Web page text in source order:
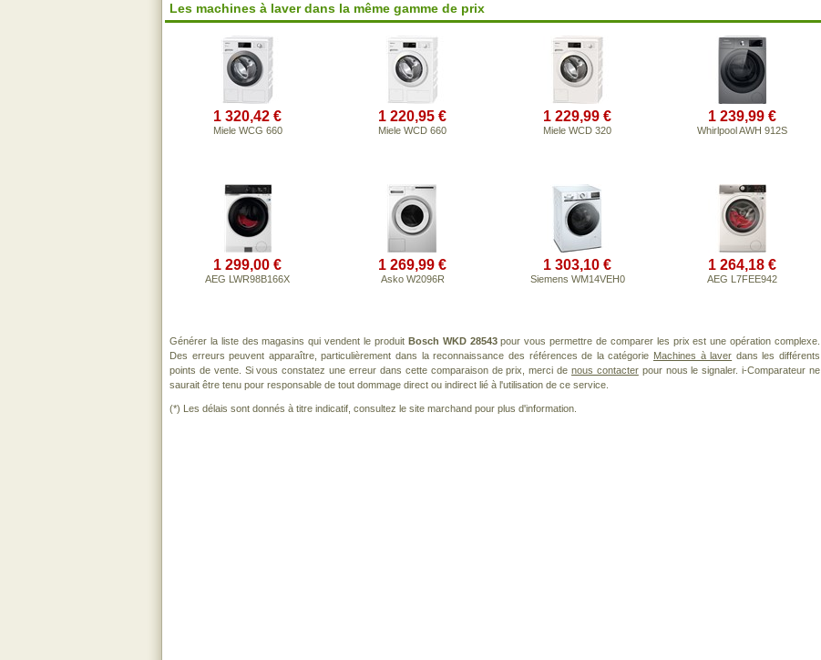
Les machines à laver dans la même gamme de prix
1 320,42 €
Miele WCG 660
1 220,95 €
Miele WCD 660
1 229,99 €
Miele WCD 320
1 239,99 €
Whirlpool AWH 912S
1 299,00 €
AEG LWR98B166X
1 269,99 €
Asko W2096R
1 303,10 €
Siemens WM14VEH0
1 264,18 €
AEG L7FEE942
Générer la liste des magasins qui vendent le produit Bosch WKD 28543pour vous permettre de comparer les prix est une opération complexe.
Des erreurs peuvent apparaître, particulièrement dans la reconnaissance des références de la catégorie Machines à laver dans les différents
points de vente. Si vous constatez une erreur dans cette comparaison de prix, merci de nous contacterpour nous le signaler. i-Comparateur ne
saurait être tenu pour responsable de tout dommage direct ou indirect lié à l'utilisation de ce service.
(*) Les délais sont donnés à titre indicatif, consultez le site marchand pour plus d'information.